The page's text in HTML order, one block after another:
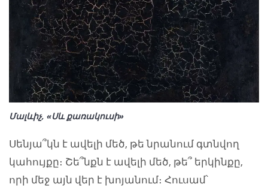
Մալևիչ, «Սև քառակուսի»
Սենյա՞կն է ավելի մեծ, թե նրանում գտնվող
կահույքը։ Շե՞նքն է ավելի մեծ, թե՞ երկինքը,
որի մեջ այն վեր է խոյանում։ Հուսամ՝